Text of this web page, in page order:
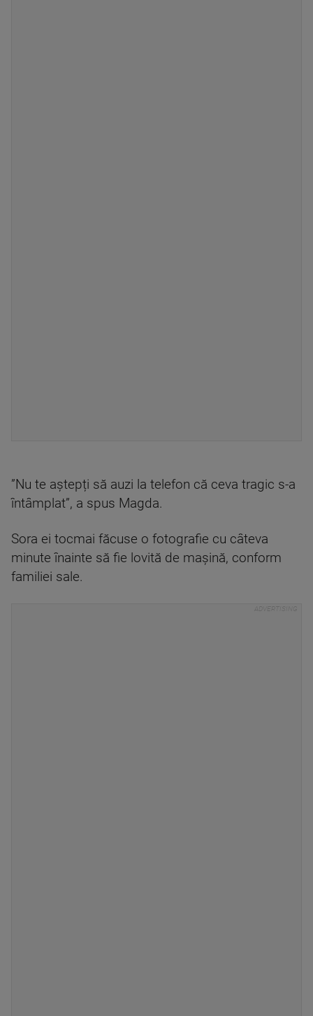
”Nu te aștepți să auzi la telefon că ceva tragic s-a
întâmplat”, a spus Magda.
Sora ei tocmai făcuse o fotografie cu câteva
minute înainte să fie lovită de mașină, conform
familiei sale.